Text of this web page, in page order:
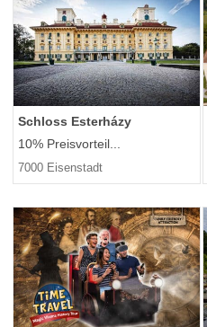
Schloss Esterházy
10% Preisvorteil...
7000 Eisenstadt